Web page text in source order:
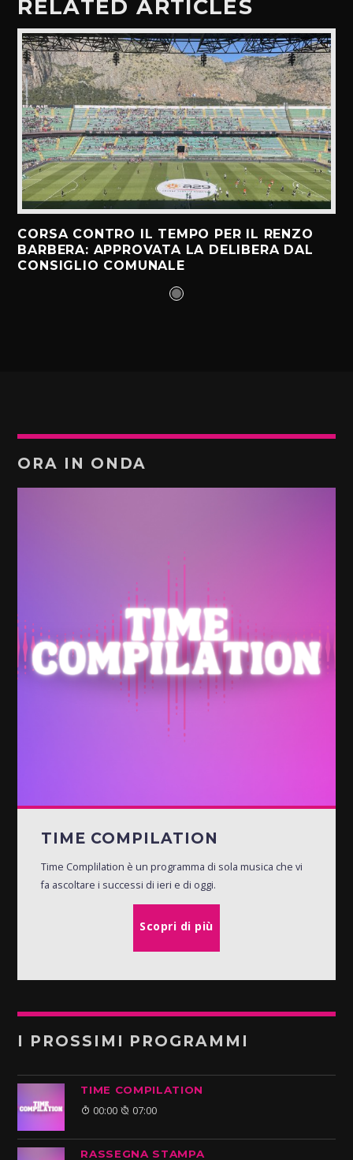
RELATED ARTICLES
CORSA CONTRO IL TEMPO PER IL RENZO
BARBERA: APPROVATA LA DELIBERA DAL
CONSIGLIO COMUNALE
ORA IN ONDA
TIME COMPILATION
Time Complilation è un programma di sola musica che vi
fa ascoltare i successi di ieri e di oggi.
Scopri di più
I PROSSIMI PROGRAMMI
TIME COMPILATION
00:00 07:00
RASSEGNA STAMPA